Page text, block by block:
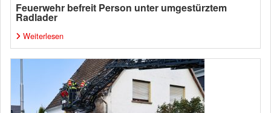
Feuerwehr befreit Person unter umgestürztem
Radlader
Weiterlesen